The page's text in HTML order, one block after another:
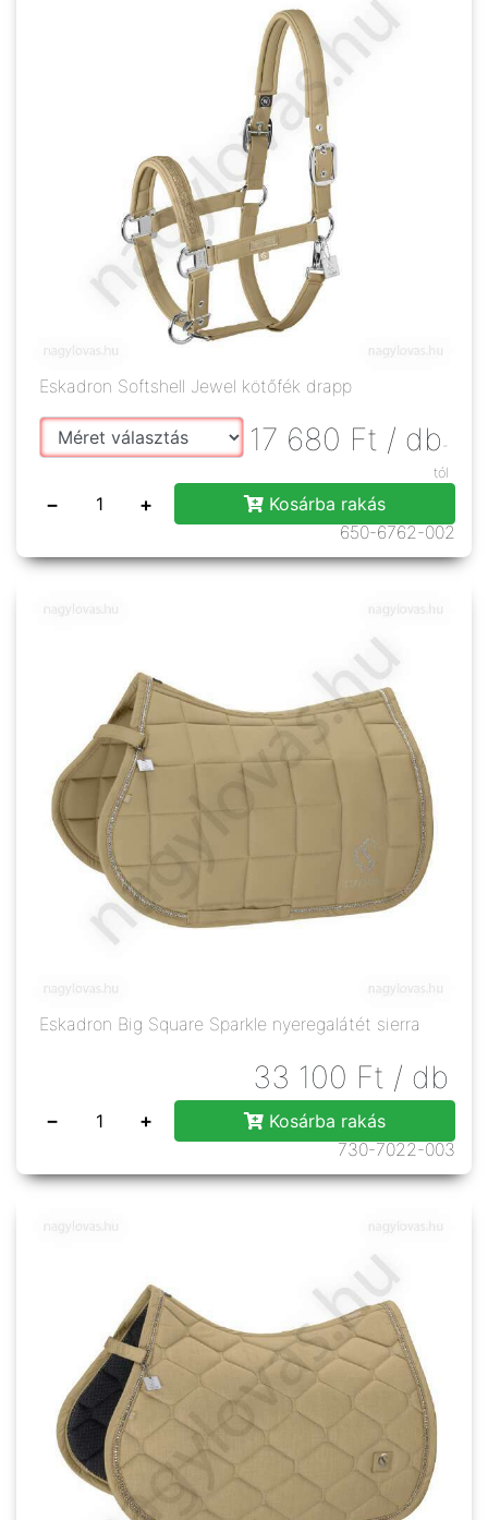
Eskadron Softshell Jewel kötőfék drapp
17 680 Ft / db -
tól
− +
Kosárba rakás
650-6762-002
Eskadron Big Square Sparkle nyeregalátét sierra
33 100 Ft / db
− +
Kosárba rakás
730-7022-003